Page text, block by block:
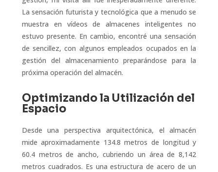
La sensación futurista y tecnológica que a menudo se
muestra en vídeos de almacenes inteligentes no
estuvo presente. En cambio, encontré una sensación
de sencillez, con algunos empleados ocupados en la
gestión del almacenamiento preparándose para la
próxima operación del almacén.
Optimizando la Utilización del
Espacio
Desde una perspectiva arquitectónica, el almacén
mide aproximadamente 134.8 metros de longitud y
60.4 metros de ancho, cubriendo un área de 8,142
metros cuadrados. Es una estructura de acero de un